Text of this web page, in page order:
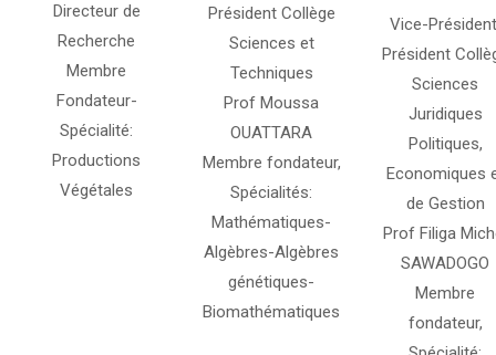
Directeur de
Recherche
Membre
Fondateur-
Spécialité:
Productions
Végétales
Président Collège
Sciences et
Techniques
Prof Moussa
OUATTARA
Membre fondateur,
Spécialités:
Mathématiques-
Algèbres-Algèbres
génétiques-
Biomathématiques
Vice-
Président
Sciences
Juridiques
Politiques,
Economiques
de Gestion
Prof Filiga
SAWADOGO
Membre
fondateur,